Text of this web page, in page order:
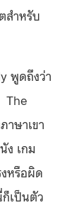
สำหรับ
พูดถึงว่า
The
าษาเขา
ง เกม
หรือผิด
ก็เป็นตัว